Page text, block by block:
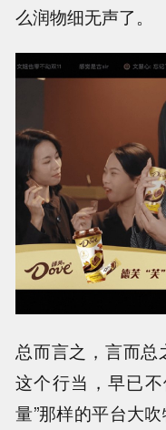
么润物细无声了。
总而言之，言而总
这个行当，早已
量”那样的平台大